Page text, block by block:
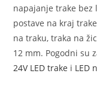
napajanje trake bez
postave na kraj
na traku, traka na
12 mm. Pogodni su
24V LED trake i LED